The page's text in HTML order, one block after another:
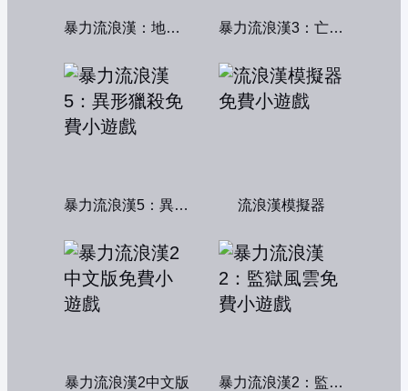
暴力流浪漢：地下秩序 暴力流浪漢3：亡命之徒
暴力流浪漢5：異形獵殺 流浪漢模擬器
暴力流浪漢2中文版 暴力流浪漢2：監獄風雲